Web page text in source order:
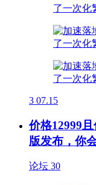
3 07.15
价格12999
版发布，你
论坛 30